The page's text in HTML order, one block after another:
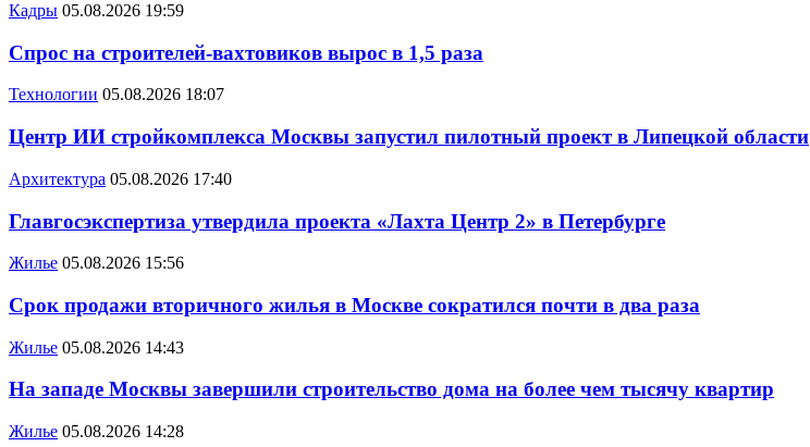
Кадры 05.08.2026 19:59
Спрос на строителей-вахтовиков вырос в 1,5 раза
Технологии 05.08.2026 18:07
Центр ИИ стройкомплекса Москвы запустил пилотный проект в Липецкой области
Архитектура 05.08.2026 17:40
Главгосэкспертиза утвердила проекта «Лахта Центр 2» в Петербурге
Жилье 05.08.2026 15:56
Срок продажи вторичного жилья в Москве сократился почти в два раза
Жилье 05.08.2026 14:43
На западе Москвы завершили строительство дома на более чем тысячу квартир
Жилье 05.08.2026 14:28